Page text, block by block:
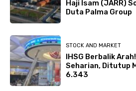
Haji Isam (JARR)
Duta Palma Group
STOCK AND MARKET
IHSG Berbalik
Seharian, Ditutup
6.343